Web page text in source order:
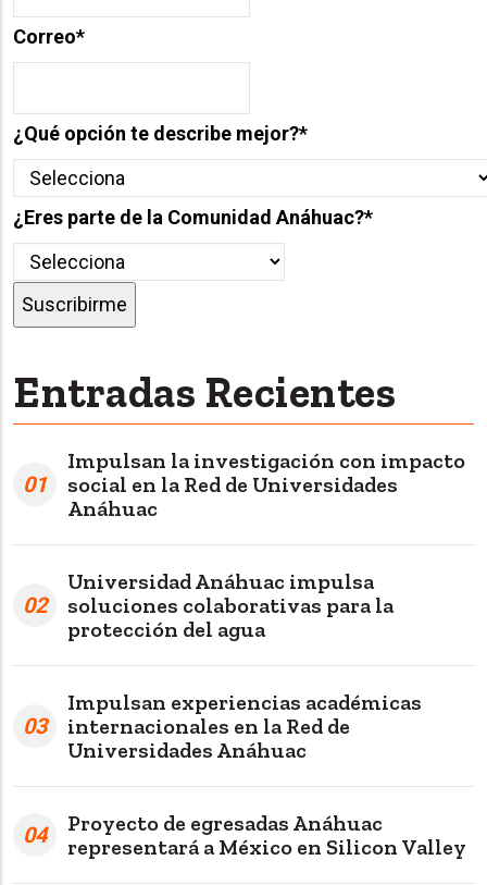
Correo*
¿Qué opción te describe mejor?*
¿Eres parte de la Comunidad Anáhuac?*
Entradas Recientes
01
Impulsan la investigación con impacto
social en la Red de Universidades
Anáhuac
02
Universidad Anáhuac impulsa
soluciones colaborativas para la
protección del agua
03
Impulsan experiencias académicas
internacionales en la Red de
Universidades Anáhuac
04
Proyecto de egresadas Anáhuac
representará a México en Silicon Valley